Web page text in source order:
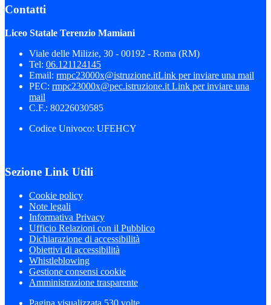
Contatti
Liceo Statale Terenzio Mamiani
Viale delle Milizie, 30 - 00192 - Roma (RM)
Tel: 06.121124145
Email: rmpc23000x@istruzione.itLink per inviare una mail
PEC: rmpc23000x@pec.istruzione.it Link per inviare una
mail
C.F.: 80226030585
Codice Univoco: UFEHCY
Sezione Link Utili
Cookie policy
Note legali
Informativa Privacy
Ufficio Relazioni con il Pubblico
Dichiarazione di accessibilità
Obiettivi di accessibilità
Whistleblowing
Gestione consensi cookie
Amministrazione trasparente
Pagina visualizzata 530 volte